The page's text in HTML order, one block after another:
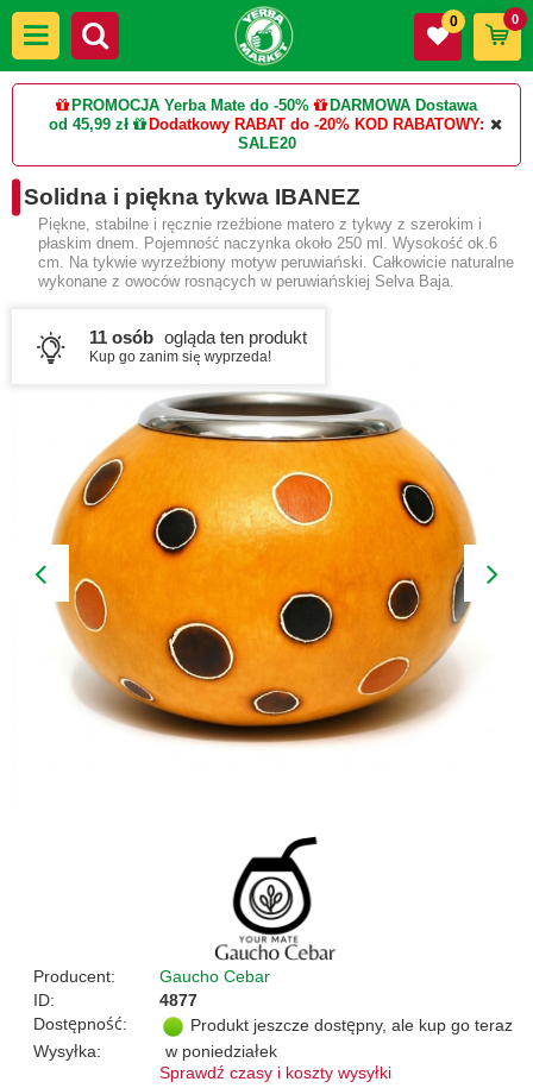
PROMOCJA Yerba Mate do -50%
DARMOWA Dostawa
od 45,99 zł
Dodatkowy RABAT do -20% KOD RABATOWY:
SALE20
0 0
Solidna i piękna tykwa IBANEZ
Piękne, stabilne i ręcznie rzeźbione matero z tykwy z szerokim i
płaskim dnem. Pojemność naczynka około 250 ml. Wysokość ok.6
cm. Na tykwie wyrzeźbiony motyw peruwiański. Całkowicie naturalne
wykonane z owoców rosnących w peruwiańskiej Selva Baja.
11 osób ogląda ten produkt
Kup go zanim się wyprzeda!
Producent:
Gaucho Cebar
ID:
4877
Dostępność:
Produkt jeszcze dostępny, ale kup go teraz
Wysyłka:
w poniedziałek
Sprawdź czasy i koszty wysyłki